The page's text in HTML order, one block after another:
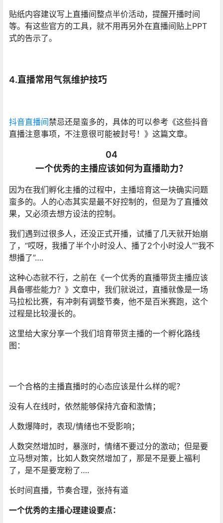
贴纸内容建议写上直播间整点半价活动，提醒开播时间
等。有这些官方的工具，就不用再另外在直播间贴上PPT
式的告示了。
4.直播常用气氛维护技巧
抖音直播间禁忌还是蛮多的，具体的可以参考《这些抖音
直播注意事项，不注意很可能被封号！》这篇文章。
04
一个优秀的主播应该如何为直播助力？
因为在我们孵化主播的过程中，主播培育这一块确实问题
蛮多的。人的心态其实是最不好控制的，但是为了直播效
果，又必须去想方设法的控制。
我们遇到过很多人，还没正式开播，试播了几天就开始崩
了，“哎呀，我播了半个小时没人、播了2个小时没人”“我不
想播了”….
这种心态就不行，之前在《一个优秀的直播带货主播应该
具备哪些能力？》文章中，我们就说过，直播就像是一场
马拉松比赛，有冲刺有调整节奏，他不是百米赛跑，这个
过程是比较漫长的。
这里给大家分享一个我们培育带货主播的一个孵化路线
图：
一个合格的主播直播时的心态应该是什么样的呢？
没有人在线时，依然能够保持亢奋和激情；
人数爆降时，表现/情绪也不受影响；
人数突然增加时，暴涨时，情绪不要过分的激动；但是要
立马想对策，比如人数突然增加了，那是不是要上福利
了，是不是要宠粉了….
长时间直播，节奏合理，张持有道
一个优秀的主播心理建设要点：